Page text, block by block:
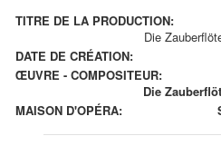
TITRE DE LA PRODUCTION:
Die
DATE DE CRÉATION:
ŒUVRE - COMPOSITEUR:
Die
MAISON D'OPÉRA: